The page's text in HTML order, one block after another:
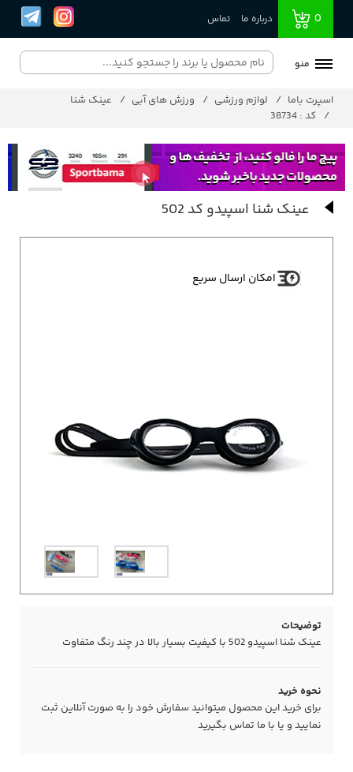
0 درباره ما تماس
منو
اسپرت باما لوازم ورزشی ورزش های آبی
عینک شنا
کد : 38734
عینک شنا اسپیدو کد 502
امکان ارسال سریع
توضیحات
عینک شنا اسپیدو 502 با کیفیت بسیار بالا در چند رنگ متفاوت
نحوه خرید
برای خرید این محصول میتوانید سفارش خود را به صورت آنلاین ثبت
نمایید و یا با ما تماس بگیرید